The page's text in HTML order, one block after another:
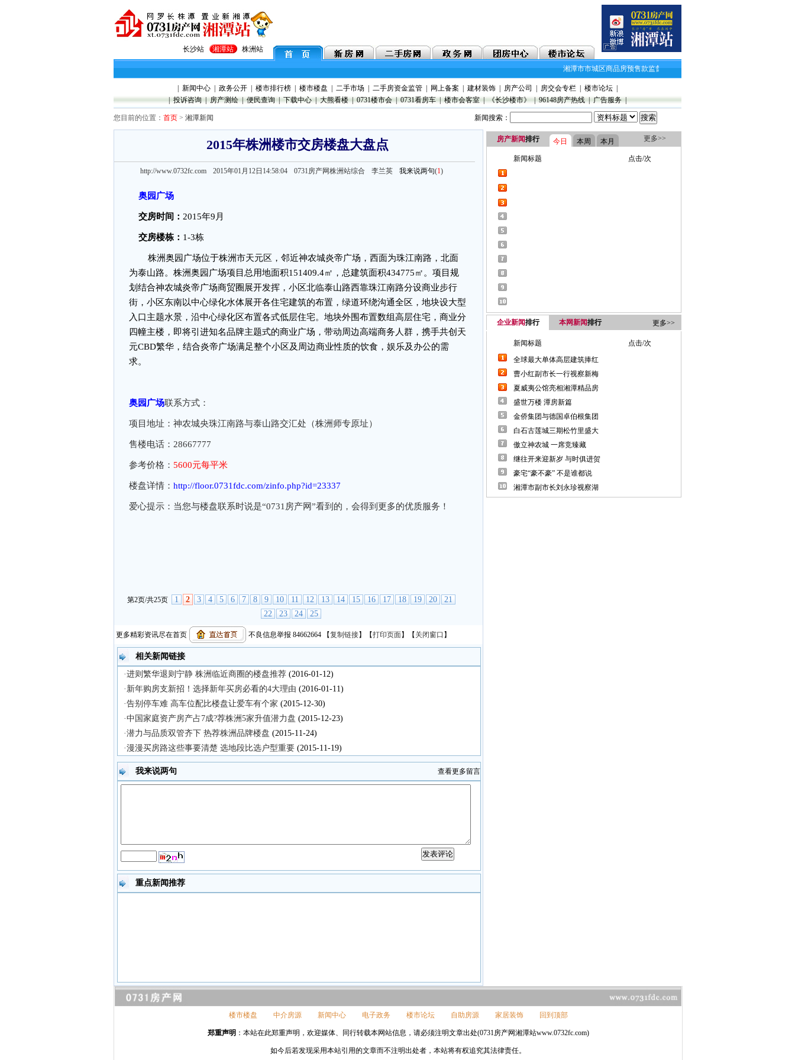
长沙站 湘潭站 株洲站
湘潭市市城区商品房预售款监督管理实施细则
新闻中心 政务公开 楼市排行榜 楼市楼盘 二手市场 二手房资金监管 网上备案 建材装饰 房产公司 房交会专栏 楼市论坛
投诉咨询 房产测绘 便民查询 下载中心 大熊看楼 0731楼市会 0731看房车 楼市会客室 《长沙楼市》 96148房产热线 广告服务
您目前的位置： 首页 > 湘潭新闻 新闻搜索：
2015年株洲楼市交房楼盘大盘点
http://www.0732fc.com 2015年01月12日14:58:04 0731房产网株洲站综合 李兰英 我来说两句(1)
奥园广场
交房时间： 2015年9月
交房楼栋： 1-3栋
株洲奥园广场位于株洲市天元区，邻近神农城炎帝广场，西面为珠江南路，北面
为泰山路。株洲奥园广场项目总用地面积151409.4㎡，总建筑面积434775㎡。项目规
划结合神农城炎帝广场商贸圈展开发挥，小区北临泰山路西靠珠江南路分设商业步行
街，小区东南以中心绿化水体展开各住宅建筑的布置，绿道环绕沟通全区，地块设大型
入口主题水景，沿中心绿化区布置各式低层住宅。地块外围布置数组高层住宅，商业分
四幢主楼，即将引进知名品牌主题式的商业广场，带动周边高端商务人群，携手共创天
元CBD繁华，结合炎帝广场满足整个小区及周边商业性质的饮食，娱乐及办公的需
求。
奥园广场联系方式：
项目地址：神农城央珠江南路与泰山路交汇处（株洲师专原址）
售楼电话：28667777
参考价格： 5600元每平米
楼盘详情： http://floor.0731fdc.com/zinfo.php?id=23337
爱心提示：当您与楼盘联系时说是“0731房产网”看到的，会得到更多的优质服务！
第2页/共25页 1 2 3 4 5 6 7 8 9 10 11 12 13 14 15 16 17 18 19 20
21
22
23 24 25
更多精彩资讯尽在首页 不良信息举报 84662664 【复制链接】【打印页面】【 关闭窗口 】
相关新闻链接
·进则繁华退则宁静 株洲临近商圈的楼盘推荐 (2016-01-12)
·新年购房支新招！选择新年买房必看的4大理由 (2016-01-11)
·告别停车难 高车位配比楼盘让爱车有个家 (2015-12-30)
·中国家庭资产房产占7成?荐株洲5家升值潜力盘 (2015-12-23)
·潜力与品质双管齐下 热荐株洲品牌楼盘 (2015-11-24)
·漫漫买房路这些事要清楚 选地段比选户型重要 (2015-11-19)
我来说两句 查看更多留言
重点新闻推荐
房产新闻排行 今日 本周 本月 更多>>
企业新闻排行 本网新闻排行 更多>>
楼市楼盘 中介房源 新闻中心 电子政务 楼市论坛 自助房源 家居装饰 回到顶部
郑重声明 ：本站在此郑重声明，欢迎媒体、同行转载本网站信息，请必须注明文章出处(0731房产网湘潭站www.0732fc.com)
如今后若发现采用本站引用的文章而不注明出处者，本站将有权追究其法律责任。